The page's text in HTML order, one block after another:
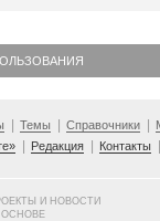
Темы Справочники
Редакция Контакты
И НОВОСТИ
ОСНОВЕ